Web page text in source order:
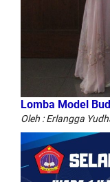
Lomba Model
Oleh : Erlangga